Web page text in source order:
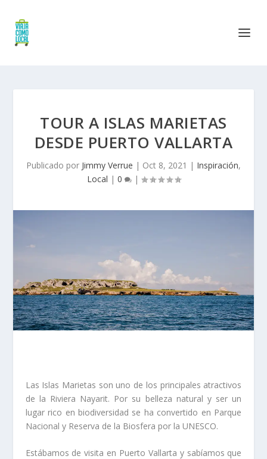
TOUR A ISLAS MARIETAS
DESDE PUERTO VALLARTA
Publicado por Jimmy Verrue | Oct 8, 2021 | Inspiración,
Local | 0 |
Las Islas Marietas son uno de los principales atractivos
de la Riviera Nayarit. Por su belleza natural y ser un
lugar rico en biodiversidad se ha convertido en Parque
Nacional y Reserva de la Biosfera por la UNESCO.
Estábamos de visita en Puerto Vallarta y sabíamos que